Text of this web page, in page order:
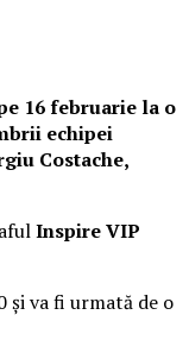
16 februarie la o
echipei
Costache,
Inspire VIP
și va fi urmată de o